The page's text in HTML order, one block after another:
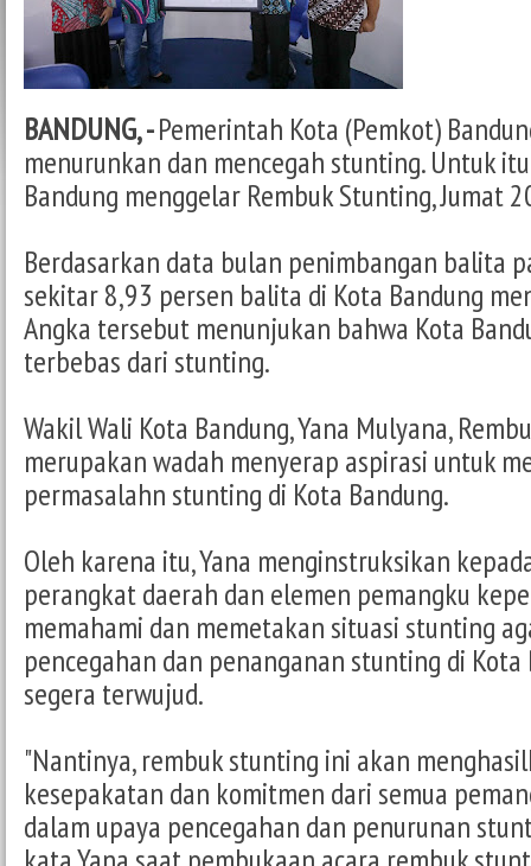
BANDUNG, -Pemerintah Kota (Pemkot)
menurunkan dan mencegah stunting. Untuk
Bandung menggelar Rembuk Stunting, Jumat
Berdasarkan data bulan penimbangan balita
sekitar 8,93 persen balita di Kota Bandung
Angka tersebut menunjukan bahwa Kota
terbebas dari stunting.
Wakil Wali Kota Bandung, Yana Mulyana,
merupakan wadah menyerap aspirasi untuk
permasalahn stunting di Kota Bandung.
Oleh karena itu, Yana menginstruksikan
perangkat daerah dan elemen pemangku
memahami dan memetakan situasi stunting
pencegahan dan penanganan stunting di
segera terwujud.
"Nantinya, rembuk stunting ini akan
kesepakatan dan komitmen dari semua
dalam upaya pencegahan dan penurunan